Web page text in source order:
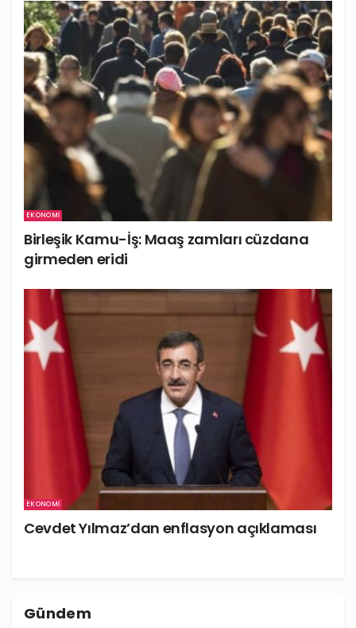
EKONOMI
Birleşik Kamu-İş: Maaş zamları cüzdana
girmeden eridi
EKONOMI
Cevdet Yılmaz’dan enflasyon açıklaması
Gündem